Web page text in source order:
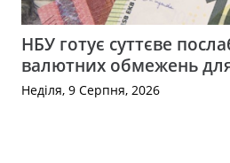
НБУ готує суттєве
валютних обмежень для
Неділя, 9 Серпня, 2026